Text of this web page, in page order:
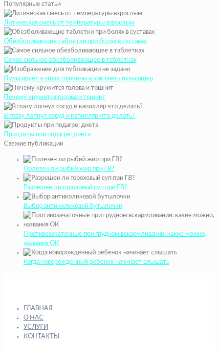
Популярные статьи
Литическая смесь от температуры взрослым
Обезболивающие таблетки при болях в суставах
Самое сильное обезболивающее в таблетках
Пульсирует в ушах: причины и как снять пульсацию
Почему кружится голова и тошнит
В глазу лопнул сосуд и капилляр что делать?
Продукты при подагре: диета
Свежие публикации
Полезен ли рыбий жир при ГВ?
Разрешен ли гороховый суп при ГВ?
Выбор антиколиковой бутылочки
Противозачаточные при грудном вскармливании: какие можно,
названия ОК
Когда новорожденный ребенок начинает слышать
ГЛАВНАЯ
О НАС
УСЛУГИ
КОНТАКТЫ